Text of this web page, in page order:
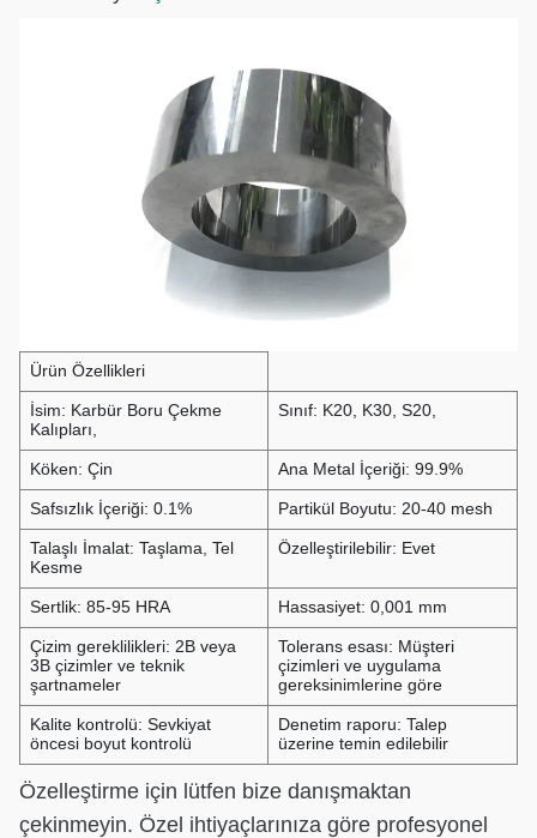
Ürün Özellikleri
İsim: Karbür Boru Çekme
Kalıpları,
Sınıf: K20, K30, S20,
Köken: Çin Ana Metal İçeriği: 99.9%
Safsızlık İçeriği: 0.1% Partikül Boyutu: 20-40 mesh
Talaşlı İmalat: Taşlama, Tel
Kesme
Özelleştirilebilir: Evet
Sertlik: 85-95 HRA Hassasiyet: 0,001 mm
Çizim gereklilikleri: 2B veya
3B çizimler ve teknik
şartnameler
Tolerans esası: Müşteri
çizimleri ve uygulama
gereksinimlerine göre
Kalite kontrolü: Sevkiyat
öncesi boyut kontrolü
Denetim raporu: Talep
üzerine temin edilebilir
Özelleştirme için lütfen bize danışmaktan
çekinmeyin. Özel ihtiyaçlarınıza göre profesyonel